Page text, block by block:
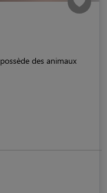
possède des animaux